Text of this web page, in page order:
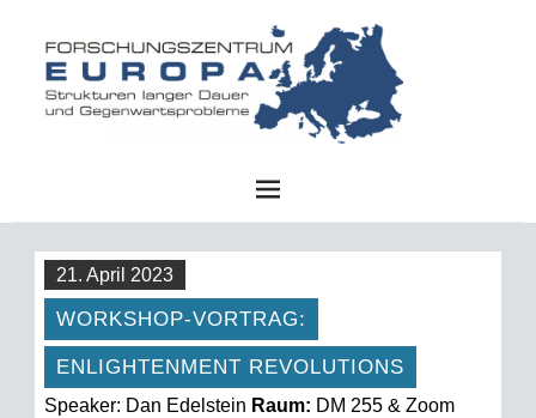
21. April 2023
WORKSHOP-VORTRAG:
ENLIGHTENMENT REVOLUTIONS
Speaker: Dan Edelstein Raum: DM 255 & Zoom